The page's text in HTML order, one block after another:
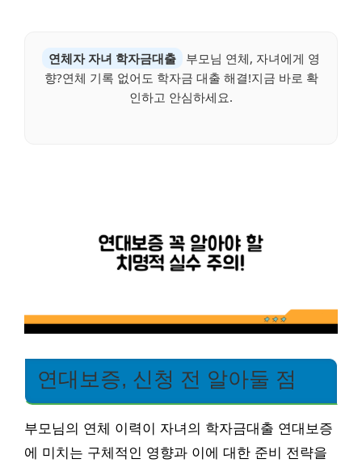
연체자 자녀 학자금대출
부모님 연체, 자녀에게 영
향?연체 기록 없어도 학자금 대출 해결!지금 바로 확
인하고 안심하세요.
연대보증, 신청 전 알아둘 점
부모님의 연체 이력이 자녀의 학자금대출 연대보증
에 미치는 구체적인 영향과 이에 대한 준비 전략을